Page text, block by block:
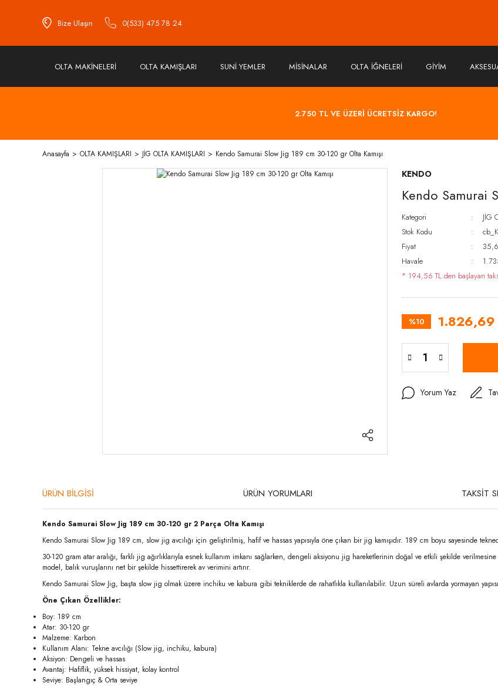
Bize Ulaşın 0(533) 475 78 24
OLTA MAKİNELERİ OLTA KAMIŞLARI SUNİ YEMLER MİSİNALAR OLTA İĞNELERİ GİYİM
2.750 TL VE ÜZERİ ÜCRETSİZ KARGO!
Anasayfa OLTA KAMIŞLARI JİG OLTA KAMIŞLARI Kendo Samurai Slow Jig 189 cm 30-120 gr Olta Kamışı
KENDO
Kendo Samurai
Kategori JİG
Stok Kodu
Fiyat
Havale
* 194,56 TL den başlayan
%10 1.826,69
Yorum Yaz
ÜRÜN BİLGİSİ ÜRÜN YORUMLARI TAKSİT
Kendo Samurai Slow Jig 189 cm 30-120 gr 2 Parça Olta Kamışı
Kendo Samurai Slow Jig 189 cm, slow jig avcılığı için geliştirilmiş, hafif ve hassas yapısıyla öne çıkan bir jig kamışıdır. 189 cm boyu sayesinde
30-120 gram atar aralığı, farklı jig ağırlıklarıyla esnek kullanım imkanı sağlarken, dengeli aksiyonu jig hareketlerinin doğal ve etkili şekilde
model, balık vuruşlarını net bir şekilde hissettirerek av verimini artırır.
Kendo Samurai Slow Jig, başta slow jig olmak üzere inchiku ve kabura gibi tekniklerde de rahatlıkla kullanılabilir. Uzun süreli avlarda yormayan
Öne Çıkan Özellikler:
Boy: 189 cm
Atar: 30-120 gr
Malzeme: Karbon
Kullanım Alanı: Tekne avcılığı (Slow jig, inchiku, kabura)
Aksiyon: Dengeli ve hassas
Avantaj: Hafiflik, yüksek hissiyat, kolay kontrol
Seviye: Başlangıç & Orta seviye